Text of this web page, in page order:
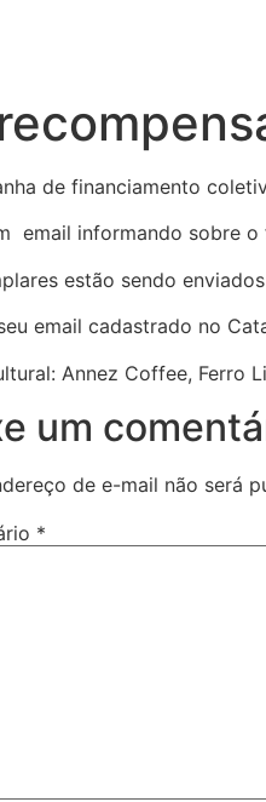
de financiamento
email informando sobre
estão sendo
email cadastrado no
Annez Coffee, Ferro
um
de e-mail não será
*